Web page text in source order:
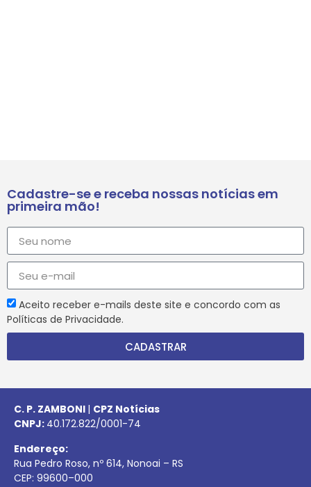
Cadastre-se e receba nossas notícias em
primeira mão!
Aceito receber e-mails deste site e concordo com as
Políticas de Privacidade.
CADASTRAR
C. P. ZAMBONI | CPZ Notícias
CNPJ: 40.172.822/0001-74
Endereço:
Rua Pedro Roso, nº 614, Nonoai – RS
CEP: 99600–000